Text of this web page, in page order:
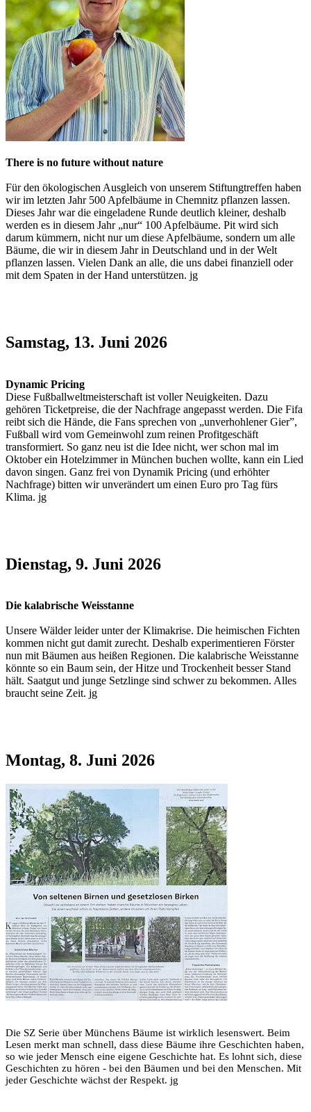
There is no future without nature
Für den ökologischen Ausgleich von unserem Stiftungtreffen haben
wir im letzten Jahr 500 Apfelbäume in Chemnitz pflanzen lassen.
Dieses Jahr war die eingeladene Runde deutlich kleiner, deshalb
werden es in diesem Jahr „nur“ 100 Apfelbäume. Pit wird sich
darum kümmern, nicht nur um diese Apfelbäume, sondern um alle
Bäume, die wir in diesem Jahr in Deutschland und in der Welt
pflanzen lassen. Vielen Dank an alle, die uns dabei finanziell oder
mit dem Spaten in der Hand unterstützen. jg
Samstag, 13. Juni 2026
Dynamic Pricing
Diese Fußballweltmeisterschaft ist voller Neuigkeiten. Dazu
gehören Ticketpreise, die der Nachfrage angepasst werden. Die Fifa
reibt sich die Hände, die Fans sprechen von „unverhohlener Gier”,
Fußball wird vom Gemeinwohl zum reinen Profitgeschäft
transformiert. So ganz neu ist die Idee nicht, wer schon mal im
Oktober ein Hotelzimmer in München buchen wollte, kann ein Lied
davon singen. Ganz frei von Dynamik Pricing (und erhöhter
Nachfrage) bitten wir unverändert um einen Euro pro Tag fürs
Klima. jg
Dienstag, 9. Juni 2026
Die kalabrische Weisstanne
Unsere Wälder leider unter der Klimakrise. Die heimischen Fichten
kommen nicht gut damit zurecht. Deshalb experimentieren Förster
nun mit Bäumen aus heißen Regionen. Die kalabrische Weisstanne
könnte so ein Baum sein, der Hitze und Trockenheit besser Stand
hält. Saatgut und junge Setzlinge sind schwer zu bekommen. Alles
braucht seine Zeit. jg
Montag, 8. Juni 2026
Die SZ Serie über Münchens Bäume ist wirklich lesenswert. Beim
Lesen merkt man schnell, dass diese Bäume ihre Geschichten haben,
so wie jeder Mensch eine eigene Geschichte hat. Es lohnt sich, diese
Geschichten zu hören - bei den Bäumen und bei den Menschen. Mit
jeder Geschichte wächst der Respekt. jg